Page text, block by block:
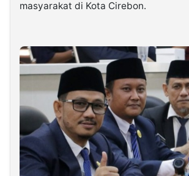
masyarakat di Kota Cirebon.